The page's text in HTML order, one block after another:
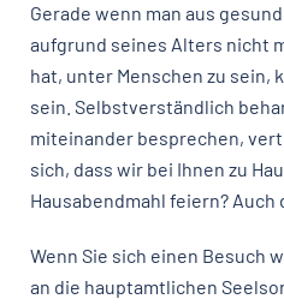
Gerade wenn man aus
aufgrund seines Alters nicht
hat, unter Menschen zu sein,
sein. Selbstverständlich
miteinander besprechen,
sich, dass wir bei Ihnen zu
Hausabendmahl feiern? Auch
Wenn Sie sich einen Besuch
an die hauptamtlichen